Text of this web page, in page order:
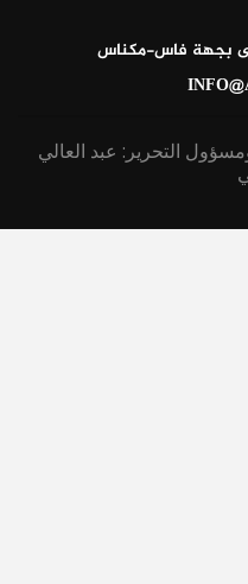
بجهة فاس-مكناس
التحرير: عبد العالي